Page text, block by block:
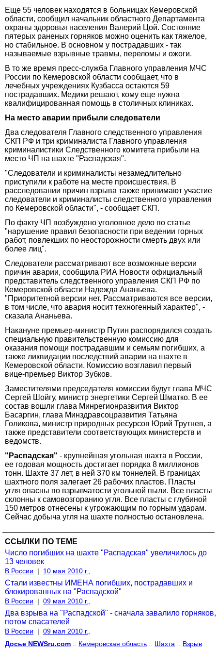
Еще 55 человек находятся в больницах Кемеровской
области, сообщил начальник областного Департамента
охраны здоровья населения Валерий Цой. Состояние
пятерых раненых горняков можно оценить как тяжелое,
но стабильное. В основном у пострадавших - так
называемые взрывные травмы, переломы и ожоги.
В то же время пресс-служба Главного управления МЧС
России по Кемеровской области сообщает, что в
лечебных учреждениях Кузбасса остаются 59
пострадавших. Медики решают, кому еще нужна
квалифицированная помощь в столичных клиниках.
На место аварии прибыли следователи
Два следователя Главного следственного управления
СКП РФ и три криминалиста Главного управления
криминалистики Следственного комитета прибыли на
место ЧП на шахте "Распадская".
"Следователи и криминалисты незамедлительно
приступили к работе на месте происшествия. В
расследовании причин взрыва также принимают участие
следователи и криминалисты следственного управления
по Кемеровской области", - сообщает СКП.
По факту ЧП возбуждено уголовное дело по статье
"нарушение правил безопасности при ведении горных
работ, повлекших по неосторожности смерть двух или
более лиц".
Следователи рассматривают все возможные версии
причин аварии, сообщила РИА Новости официальный
представитель следственного управления СКП РФ по
Кемеровской области Надежда Ананьева.
"Приоритетной версии нет. Рассматриваются все версии,
в том числе, что авария носит техногенный характер", -
сказала Ананьева.
Накануне премьер-министр Путин распорядился создать
специальную правительственную комиссию для
оказания помощи пострадавшим и семьям погибших, а
также ликвидации последствий аварии на шахте в
Кемеровской области. Комиссию возглавил первый
вице-премьер Виктор Зубков.
Заместителями председателя комиссии будут глава МЧС
Сергей Шойгу, министр энергетики Сергей Шматко. В ее
состав вошли глава Минрегионразвития Виктор
Басаргин, глава Минздравсоцразвития Татьяна
Голикова, министр природных ресурсов Юрий Трутнев, а
также представители соответствующих министерств и
ведомств.
"Распадская" - крупнейшая угольная шахта в России,
ее годовая мощность достигает порядка 8 миллионов
тонн. Шахте 37 лет, в ней 370 км тоннелей. В границах
шахтного поля залегает 26 рабочих пластов. Пласты
угля опасны по взрывчатости угольной пыли. Все пласты
склонны к самовозгоранию угля. Все пласты с глубиной
150 метров отнесены к угрожающим по горным ударам.
Сейчас добыча угля на шахте полностью остановлена.
ССЫЛКИ ПО ТЕМЕ
Число погибших на шахте "Распадская" увеличилось до
13 человек
В России | 10 мая 2010 г.,
Стали известны ИМЕНА погибших, пострадавших и
блокированных на "Распадской"
В России | 09 мая 2010 г.,
Два взрыва на "Распадской" - сначала завалило горняков,
потом спасателей
В России | 09 мая 2010 г.,
Досье NEWSru.com :: Кемеровская область :: Шахта :: Взрыв